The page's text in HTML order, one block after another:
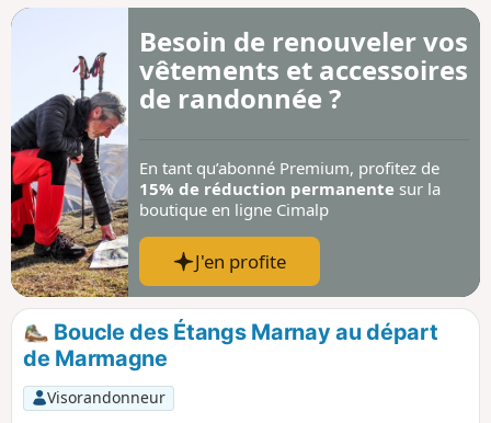
Besoin de renouveler vos
vêtements et accessoires
de randonnée ?
En tant qu’abonné Premium, profitez de
15% de réduction permanente sur la
boutique en ligne Cimalp
J'en profite
Boucle des Étangs Marnay au départ
de Marmagne
Visorandonneur